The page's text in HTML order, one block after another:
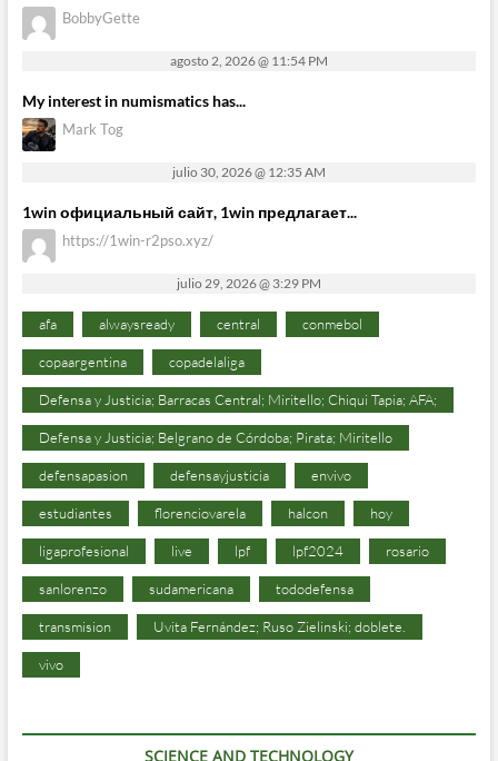
BobbyGette
agosto 2, 2026 @ 11:54 PM
My interest in numismatics has...
Mark Tog
julio 30, 2026 @ 12:35 AM
1win официальный сайт, 1win предлагает...
https://1win-r2pso.xyz/
julio 29, 2026 @ 3:29 PM
afa alwaysready central conmebol
copaargentina copadelaliga
Defensa y Justicia; Barracas Central; Miritello; Chiqui Tapia; AFA;
Defensa y Justicia; Belgrano de Córdoba; Pirata; Miritello
defensapasion defensayjusticia envivo
estudiantes florenciovarela halcon hoy
ligaprofesional live lpf lpf2024 rosario
sanlorenzo sudamericana tododefensa
transmision Uvita Fernández; Ruso Zielinski; doblete.
vivo
SCIENCE AND TECHNOLOGY